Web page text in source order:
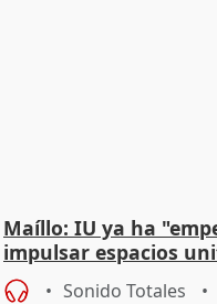
Maíllo: IU ya ha
impulsar espacios
Sonido Totales